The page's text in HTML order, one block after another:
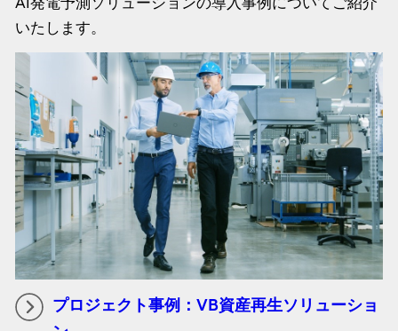
いたします。
プロジェクト事例：VB資産再生ソリューショ